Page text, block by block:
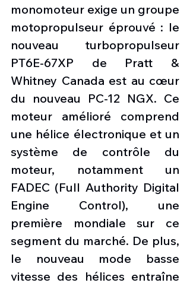
monomoteur exige un groupe
motopropulseur éprouvé : le
nouveau turbopropulseur
PT6E-67XP de Pratt &
Whitney Canada est au cœur
du nouveau PC-12 NGX. Ce
moteur amélioré comprend
une hélice électronique et un
système de contrôle du
moteur, notamment un
FADEC (Full Authority Digital
Engine Control), une
première mondiale sur ce
segment du marché. De plus,
le nouveau mode basse
vitesse des hélices entraîne